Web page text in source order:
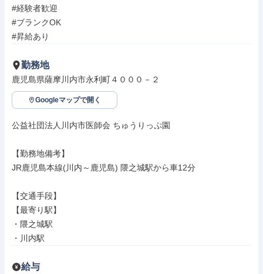
#経験者歓迎
#ブランクOK
#昇給あり
勤務地
鹿児島県薩摩川内市永利町４０００－２
Googleマップで開く
公益社団法人川内市医師会 ちゅうりっぷ園
【勤務地備考】
JR鹿児島本線(川内～鹿児島) 隈之城駅から車12分
【交通手段】
【最寄り駅】
・隈之城駅
・川内駅
給与